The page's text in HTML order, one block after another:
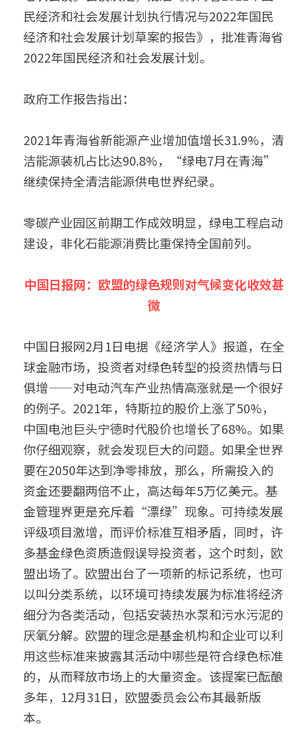
民经济和社会发展计划执行情况与2022年国民
经济和社会发展计划草案的报告》，批准青海省
2022年国民经济和社会发展计划。
政府工作报告指出：
2021年青海省新能源产业增加值增长31.9%，清
洁能源装机占比达90.8%，“绿电7月在青海”
继续保持全清洁能源供电世界纪录。
零碳产业园区前期工作成效明显，绿电工程启动
建设，非化石能源消费比重保持全国前列。
中国日报网：欧盟的绿色规则对气候变化收效甚
微
中国日报网2月1日电据《经济学人》报道，在全
球金融市场，投资者对绿色转型的投资热情与日
俱增——对电动汽车产业热情高涨就是一个很好
的例子。2021年，特斯拉的股价上涨了50%，
中国电池巨头宁德时代股价也增长了68%。如果
你仔细观察，就会发现巨大的问题。如果全世界
要在2050年达到净零排放，那么，所需投入的
资金还要翻两倍不止，高达每年5万亿美元。基
金管理界更是充斥着“漂绿”现象。可持续发展
评级项目激增，而评价标准互相矛盾，同时，许
多基金绿色资质造假误导投资者，这个时刻，欧
盟出场了。欧盟出台了一项新的标记系统，也可
以叫分类系统，以环境可持续发展为标准将经济
细分为各类活动，包括安装热水泵和污水污泥的
厌氧分解。欧盟的理念是基金机构和企业可以利
用这些标准来披露其活动中哪些是符合绿色标准
的，从而释放市场上的大量资金。该提案已酝酿
多年，12月31日，欧盟委员会公布其最新版
本。